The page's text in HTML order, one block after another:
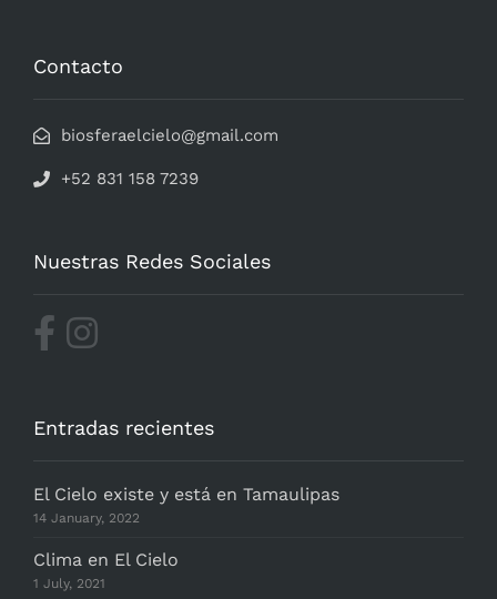
Contacto
biosferaelcielo@gmail.com
+52 831 158 7239
Nuestras Redes Sociales
Entradas recientes
El Cielo existe y está en Tamaulipas
14 January, 2022
Clima en El Cielo
1 July, 2021